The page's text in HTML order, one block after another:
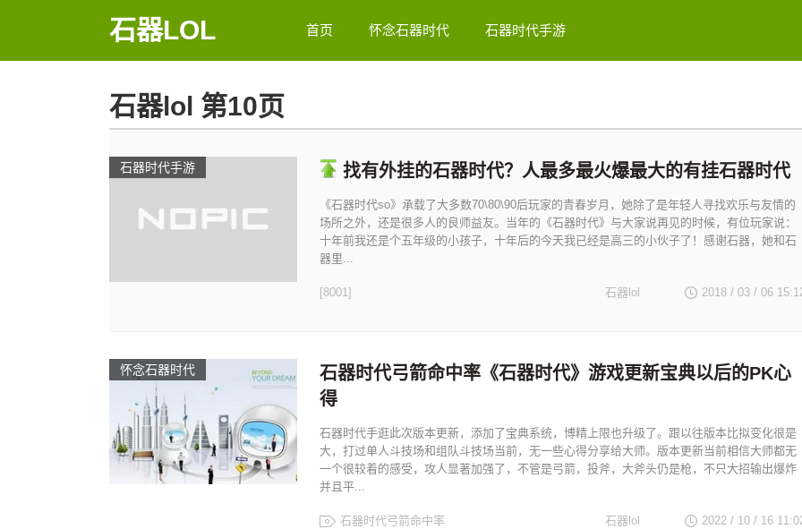
石器LOL 首页 怀念石器时代 石器时代手游
石器lol 第10页
石器时代手游 找有外挂的石器时代？人最多最火爆最大的有挂石器时代
《石器时代so》承载了大多数70\80\90后玩家的青春岁月，她除了是年轻人寻找欢乐与友情的
场所之外，还是很多人的良师益友。当年的《石器时代》与大家说再见的时候，有位玩家说：
十年前我还是个五年级的小孩子，十年后的今天我已经是高三的小伙子了！感谢石器，她和石
器里...
[8001] 2018 / 03 / 06
石器lol
怀念石器时代
石器时代弓箭命中率《石器时代》游戏更新宝典以后的PK心
得
石器时代手逛此次版本更新，添加了宝典系统，博精上限也升级了。跟以往版本比拟变化很是
大，打过单人斗技场和组队斗技场当前，无一些心得分享给大师。版本更新当前相信大师都无
一个很较着的感受，攻人显著加强了，不管是弓箭，投斧，大斧头仍是枪，不只大招输出爆炸
并且平...
石器时代弓箭命中率 2022 / 10 / 16
石器lol